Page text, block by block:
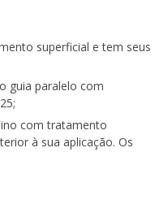
superficial e tem seus
guia paralelo com
com tratamento
à sua aplicação. Os